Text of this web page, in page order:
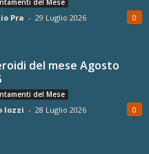
del Mese
Pra - 29 Luglio 2026 0
del mese Agosto
del Mese
Iozzi - 28 Luglio 2026 0